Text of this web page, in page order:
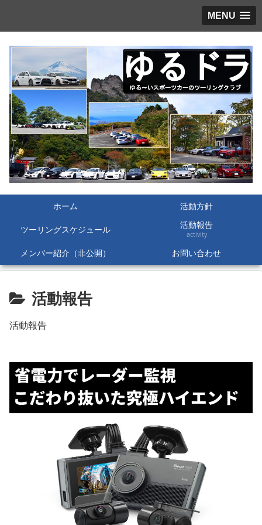
MENU
ホーム 活動方針
ツーリングスケジュール 活動報告
activity
メンバー紹介（非公開） お問い合わせ
活動報告
活動報告